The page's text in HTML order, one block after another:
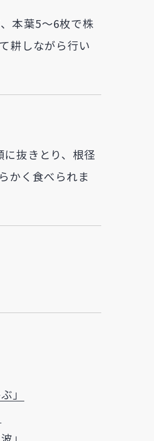
本葉5～6枚で株
耕しながら行い
抜きとり、根径
かく食べられま
」